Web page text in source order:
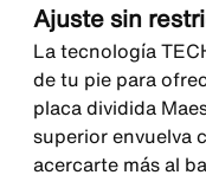
Ajuste sin
La tecnología
de tu pie para
placa dividida
superior envuelva
acercarte más al